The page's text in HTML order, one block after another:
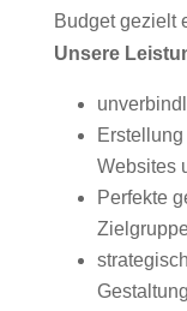
Budget gezielt
Unsere
Websites
Perfekte
Gestaltung